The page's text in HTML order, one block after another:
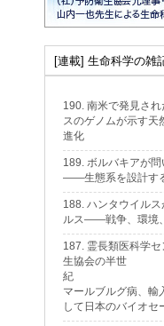
[連載] 生命科学の雑
190. 南米で発見さ
スのゲノムが示す天
進化
189. ボルバキアが
——生態系を設計す
188. ハンタウイル
ルス——戦争、環境
187. 霊長類医科学
生協会の半世
紀
マールブルグ病、輸
して日本のバイオセ